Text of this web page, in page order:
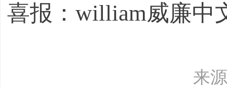
喜报：william威廉中
来